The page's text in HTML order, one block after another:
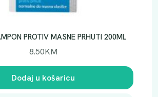
PROTIV MASNE PRHUTI 200ML
8.50KM
Dodaj u košaricu